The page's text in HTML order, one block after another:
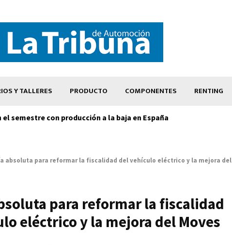
Y TALLERES PRODUCTO COMPONENTES RENTING
semestre con producción a la baja en España
absoluta para reformar la fiscalidad del vehículo eléctrico y la mejora del
para reformar la fiscalidad
eléctrico y la mejora del Moves